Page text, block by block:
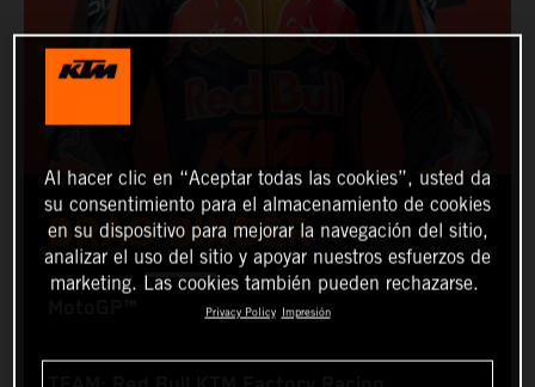
BRAD BINDER
Al hacer clic en “Aceptar todas las cookies”, usted da
su consentimiento para el almacenamiento de cookies
en su dispositivo para mejorar la navegación del sitio,
analizar el uso del sitio y apoyar nuestros esfuerzos de
marketing. Las cookies también pueden rechazarse.
Privacy Policy Impresión